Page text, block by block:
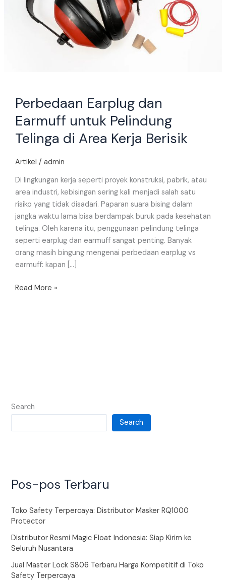
Perbedaan Earplug dan
Earmuff untuk Pelindung
Telinga di Area Kerja Berisik
Artikel / admin
Di lingkungan kerja seperti proyek konstruksi, pabrik, atau
area industri, kebisingan sering kali menjadi salah satu
risiko yang tidak disadari. Paparan suara bising dalam
jangka waktu lama bisa berdampak buruk pada kesehatan
telinga. Oleh karena itu, penggunaan pelindung telinga
seperti earplug dan earmuff sangat penting. Banyak
orang masih bingung mengenai perbedaan earplug vs
earmuff: kapan […]
Telinga
Read More »
Search
Search
Pos-pos Terbaru
Toko Safety Terpercaya: Distributor Masker RQ1000
Protector
Distributor Resmi Magic Float Indonesia: Siap Kirim ke
Seluruh Nusantara
Jual Master Lock S806 Terbaru Harga Kompetitif di Toko
Safety Terpercaya